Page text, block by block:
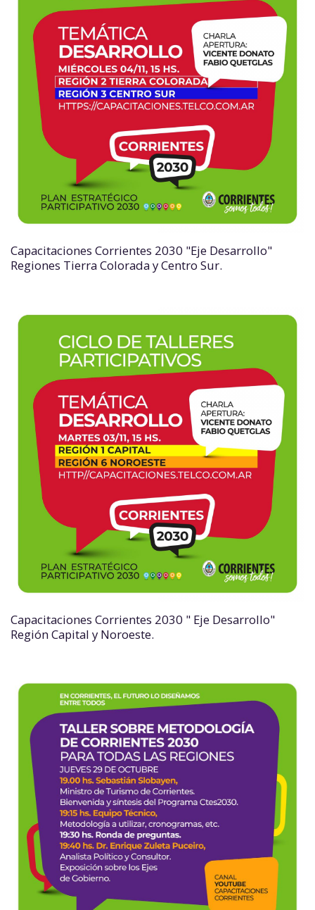
Capacitaciones Corrientes 2030 "Eje Desarrollo"
Regiones Tierra Colorada y Centro Sur.
Capacitaciones Corrientes 2030 " Eje Desarrollo"
Región Capital y Noroeste.